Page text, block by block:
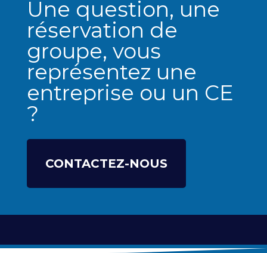
Une question, une
réservation de
groupe, vous
représentez une
entreprise ou un CE
?
CONTACTEZ-NOUS